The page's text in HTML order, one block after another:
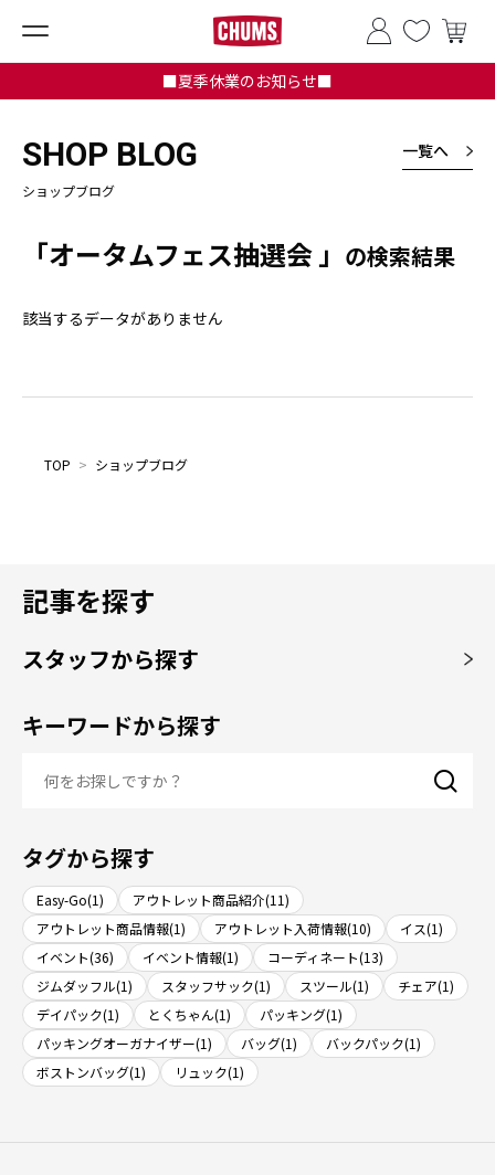
■夏季休業のお知らせ■
SHOP BLOG
ショップブログ
一覧へ
「オータムフェス抽選会 」 の検索結果
該当するデータがありません
TOP > ショップブログ
記事を探す
スタッフから探す
キーワードから探す
タグから探す
Easy-Go(1)
アウトレット商品紹介(11)
アウトレット商品情報(1)
アウトレット入荷情報(10)
イス(1)
イベント(36)
イベント情報(1)
コーディネート(13)
ジムダッフル(1)
スタッフサック(1) スツール(1)
チェア(1)
デイパック(1)
とくちゃん(1)
パッキング(1)
パッキングオーガナイザー(1)
バッグ(1)
バックパック(1)
ボストンバッグ(1)
リュック(1)